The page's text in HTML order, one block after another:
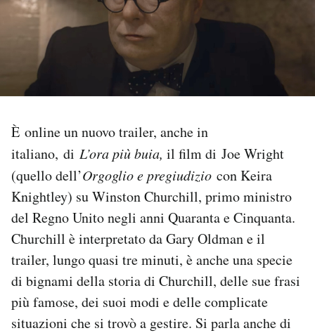
PODCAST
I MIEI PREFERITI
SHOP
CALENDARIO
AREA PERSONALE
Area Personale
È online un nuovo trailer, anche in
italiano, di L’ora più buia, il film di Joe Wright
(quello dell’Orgoglio e pregiudizio con Keira
Knightley) su Winston Churchill, primo ministro
del Regno Unito negli anni Quaranta e Cinquanta.
Churchill è interpretato da Gary Oldman e il
trailer, lungo quasi tre minuti, è anche una specie
di bignami della storia di Churchill, delle sue frasi
più famose, dei suoi modi e delle complicate
situazioni che si trovò a gestire. Si parla anche di